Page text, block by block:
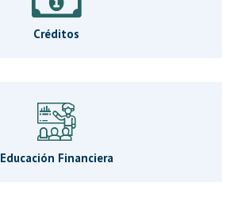
Créditos
Educación Financiera